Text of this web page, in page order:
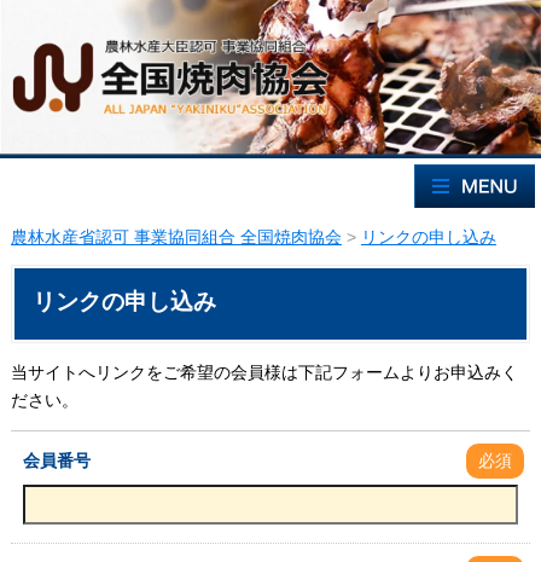
農林水産省認可 事業協同組合 全国焼肉協会 > リンクの申し込み
リンクの申し込み
当サイトへリンクをご希望の会員様は下記フォームよりお申込みく
ださい。
会員番号 必須